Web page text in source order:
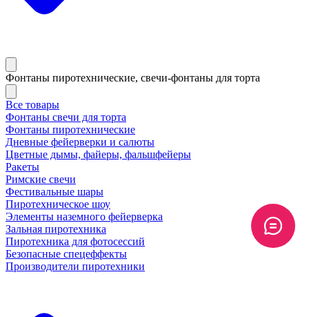
Фонтаны пиротехнические, свечи-фонтаны для торта
Все товары
Фонтаны свечи для торта
Фонтаны пиротехнические
Дневные фейерверки и салюты
Цветные дымы, файеры, фальшфейеры
Ракеты
Римские свечи
Фестивальные шары
Пиротехническое шоу
Элементы наземного фейерверка
Зальная пиротехника
Пиротехника для фотосессий
Безопасные спецеффекты
Производители пиротехники